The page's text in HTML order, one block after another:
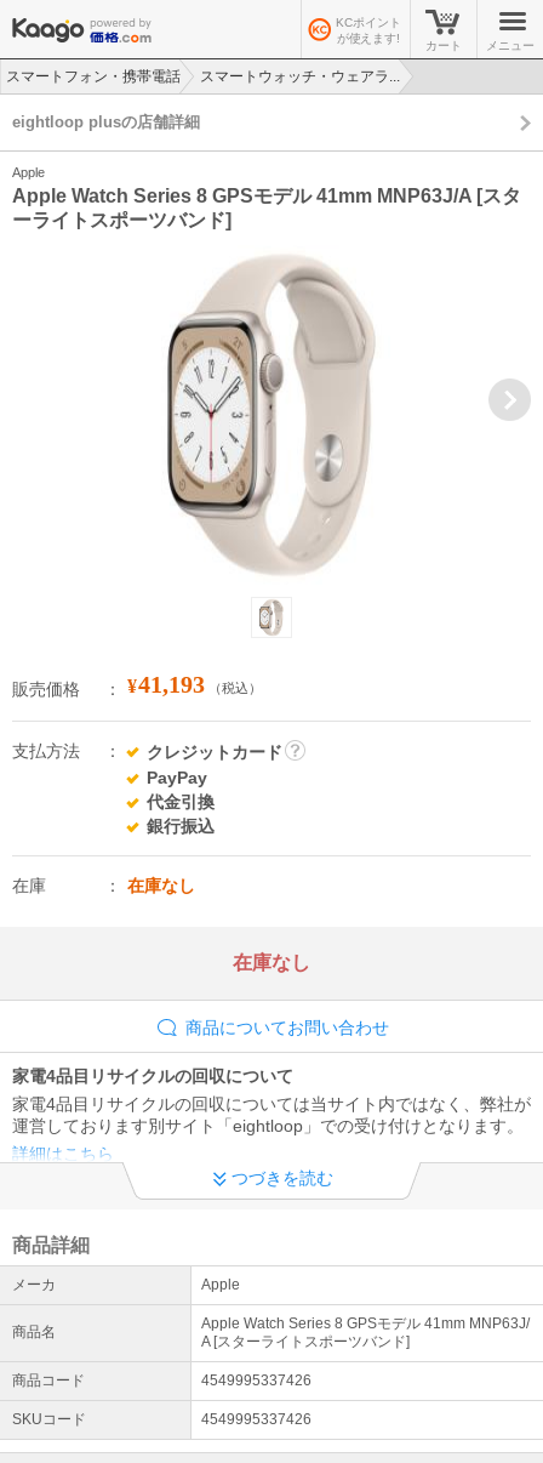
KCポイント
が使えます!
カート メニュー
スマートフォン・携帯電話
スマートウォッチ・ウェアラ...
eightloop plusの店舗詳細
Apple
Apple Watch Series 8 GPSモデル 41mm MNP63J/A [スタ
ーライトスポーツバンド]
販売価格 ¥41,193 （税込）
支払方法
クレジットカード
PayPay
代金引換
銀行振込
在庫 在庫なし
在庫なし
商品についてお問い合わせ
家電4品目リサイクルの回収について
家電4品目リサイクルの回収については当サイト内ではなく、弊社が
運営しております別サイト「eightloop」での受け付けとなります。
詳細はこちら
PayPay決済について
ましては事前でのPayPayでの決済は行えないため、別途銀行振込に
てお支払い願います。その他注意事項につきましてはリンク先を必
ずご確認下さい
詳細はこちら
領収書の発行について
領収書の発行はご注文後、お客様ご自身にて出力いただきますよう
お願い致します。詳しくはKaagoヘルプ内「領収書」の項をご確認
下さい。代金引換は上記手順にて出力出来ない為、弊社までお申し
つづきを読む
商品詳細
メーカ Apple
商品名
Apple Watch Series 8 GPSモデル 41mm MNP63J/
A [スターライトスポーツバンド]
商品コード 4549995337426
SKUコード 4549995337426